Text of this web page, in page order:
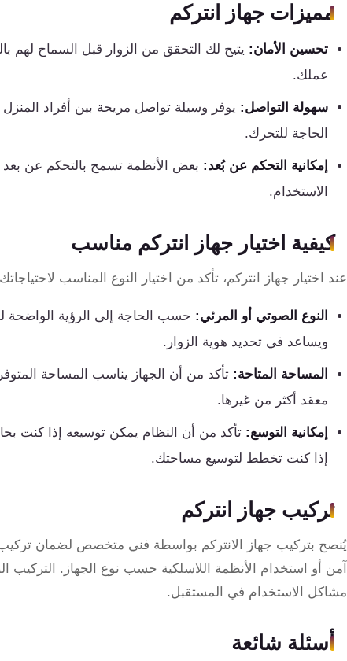
مميزات جهاز انتركم
تحسين الأمان: يتيح لك التحقق من الزوار قبل السماح لهم
عملك.
سهولة التواصل: يوفر وسيلة تواصل مريحة بين أفراد
الحاجة للتحرك.
إمكانية التحكم عن بُعد: بعض الأنظمة تسمح بالتحكم عن بعد
الاستخدام.
كيفية اختيار جهاز انتركم مناسب
عند اختيار جهاز انتركم، تأكد من اختيار النوع المناسب
النوع الصوتي أو المرئي: حسب الحاجة إلى الرؤية الواضحة
ويساعد في تحديد هوية الزوار.
المساحة المتاحة: تأكد من أن الجهاز يناسب المساحة
معقد أكثر من غيرها.
إمكانية التوسع: تأكد من أن النظام يمكن توسيعه إذا كنت
إذا كنت تخطط لتوسيع مساحتك.
تركيب جهاز انتركم
يُنصح بتركيب جهاز الانتركم بواسطة فني متخصص لضمان
آمن أو استخدام الأنظمة اللاسلكية حسب نوع الجهاز. التركيب
مشاكل الاستخدام في المستقبل.
أسئلة شائعة